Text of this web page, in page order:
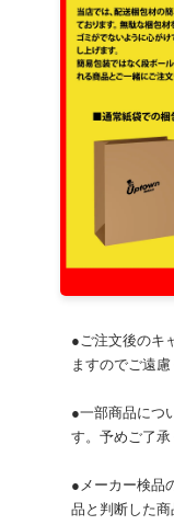
●ご注文後のキ
ますのでご遠慮
●一部商品につ
す。予めご了承
●メーカー検品
品と判断した